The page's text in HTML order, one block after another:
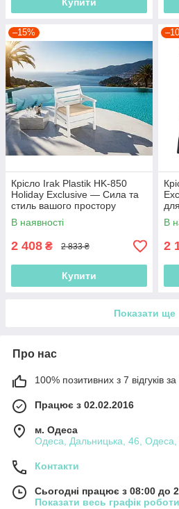
Купити
–15%
Крісло Irak Plastik HK-850
Holiday Exclusive — Сила та
стиль вашого простору
В наявності
2 408 ₴ 2 833 ₴
Купити
В
2
Показати ще
Про нас
100% позитивних з 7 відгуків за
Працює з 02.02.2016
м. Одеса
Одеса, Дальницька, 46, Одеса,
Контакти
Сьогодні працює з 08:00 до
Показати весь графік роботи